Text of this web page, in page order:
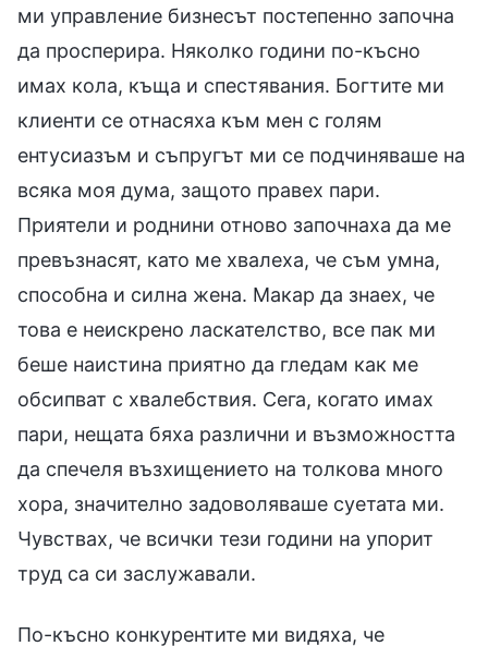
ми управление бизнесът постепенно започна
да просперира. Няколко години по-късно
имах кола, къща и спестявания. Богтите ми
клиенти се отнасяха към мен с голям
ентусиазъм и съпругът ми се подчиняваше на
всяка моя дума, защото правех пари.
Приятели и роднини отново започнаха да ме
превъзнасят, като ме хвалеха, че съм умна,
способна и силна жена. Макар да знаех, че
това е неискрено ласкателство, все пак ми
беше наистина приятно да гледам как ме
обсипват с хвалебствия. Сега, когато имах
пари, нещата бяха различни и възможността
да спечеля възхищението на толкова много
хора, значително задоволяваше суетата ми.
Чувствах, че всички тези години на упорит
труд са си заслужавали.
По-късно конкурентите ми видяха, че